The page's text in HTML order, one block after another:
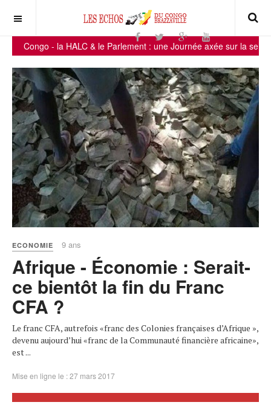
- la HALC & le Parlement : une Journée axée sur la
ECONOMIE 9 ans
Afrique - Économie : Serait-
ce bientôt la fin du Franc
CFA ?
Le franc CFA, autrefois «franc des Colonies françaises d’Afrique »,
devenu aujourd’hui «franc de la Communauté financière africaine»,
est ...
Mise en ligne le : 27 mars 2017